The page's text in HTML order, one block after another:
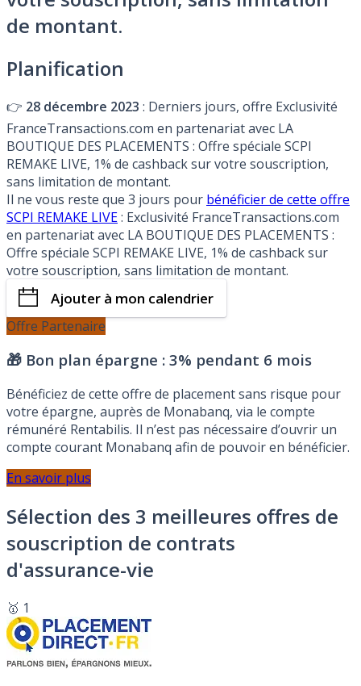
de montant.
Planification
👉 28 décembre 2023 : Derniers jours, offre Exclusivité
FranceTransactions.com en partenariat avec LA
BOUTIQUE DES PLACEMENTS : Offre spéciale SCPI
REMAKE LIVE, 1% de cashback sur votre souscription,
sans limitation de montant.
Il ne vous reste que 3 jours pour bénéficier de cette offre
SCPI REMAKE LIVE: Exclusivité FranceTransactions.com
en partenariat avec LA BOUTIQUE DES PLACEMENTS :
Offre spéciale SCPI REMAKE LIVE, 1% de cashback sur
votre souscription, sans limitation de montant.
Ajouter à mon calendrier
Offre Partenaire
🎁 Bon plan épargne : 3% pendant 6 mois
Bénéficiez de cette offre de placement sans risque pour
votre épargne, auprès de Monabanq, via le compte
rémunéré Rentabilis. Il n’est pas nécessaire d’ouvrir un
compte courant Monabanq afin de pouvoir en bénéficier.
En savoir plus
Sélection des 3 meilleures offres de
souscription de contrats
d'assurance-vie
🥇 1